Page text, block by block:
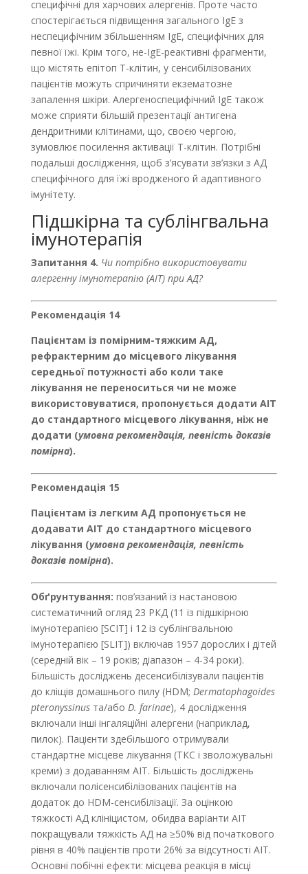
специфічні для харчових алергенів. Проте часто
спостерігається підвищення загального IgE з
неспецифічним збільшенням IgE, специфічних для
певної їжі. Крім того, не-IgE-реактивні фрагменти,
що містять епітоп Т-клітин, у сенсибілізованих
пацієнтів можуть спричиняти екзематозне
запалення шкіри. Алергеноспецифічний IgE також
може сприяти більшій презентації антигена
дендритними клітинами, що, своєю чергою,
зумовлює посилення активації Т-клітин. Потрібні
подальші дослідження, щоб з’ясувати зв’язки з АД
специфічного для їжі вродженого й адаптивного
імунітету.
Підшкірна та сублінгвальна
імунотерапія
Запитання 4. Чи потрібно використовувати
алергенну імунотерапію (АІТ) при АД?
Рекомендація 14
Пацієнтам із помірним-тяжким АД,
рефрактерним до місцевого лікування
середньої потужності або коли таке
лікування не переноситься чи не може
використовуватися, пропонується додати АІТ
до стандартного місцевого лікування, ніж не
додати (умовна рекомендація, певність доказів
помірна).
Рекомендація 15
Пацієнтам із легким АД пропонується не
додавати АІТ до стандартного місцевого
лікування (умовна рекомендація, певність
доказів помірна).
Обґрунтування: пов’язаний із настановою
систематичний огляд 23 РКД (11 із підшкірною
імунотерапією [SCIT] і 12 із сублінгвальною
імунотерапією [SLIT]) включав 1957 дорослих і дітей
(середній вік – 19 років; діапазон – 4-34 роки).
Більшість досліджень десенсибілізували пацієнтів
до кліщів домашнього пилу (HDM; Dermatophagoides
pteronyssinusта/або D. farinae), 4 дослідження
включали інші інгаляційні алергени (наприклад,
пилок). Пацієнти здебільшого отримували
стандартне місцеве лікування (ТКС і зволожувальні
креми) з додаванням AIT. Більшість досліджень
включали полісенсибілізованих пацієнтів на
додаток до HDM-сенсибілізації. За оцінкою
тяжкості АД клініцистом, обидва варіанти AIT
покращували тяжкість AД на ≥50% від початкового
рівня в 40% пацієнтів проти 26% за відсутності AIT.
Основні побічні ефекти: місцева реакція в місці